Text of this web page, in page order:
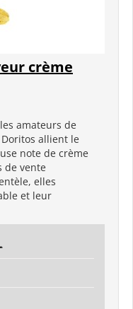
crème
amateurs de
allient le
note de crème
de vente
elles
et leur